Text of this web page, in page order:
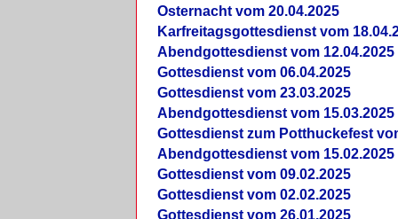
Osternacht vom 20.04.2025
Karfreitagsgottesdienst vom
Abendgottesdienst vom 12.04.2025
Gottesdienst vom 06.04.2025
Gottesdienst vom 23.03.2025
Abendgottesdienst vom 15.03.2025
Gottesdienst zum Potthuckefest
Abendgottesdienst vom 15.02.2025
Gottesdienst vom 09.02.2025
Gottesdienst vom 02.02.2025
Gottesdienst vom 26.01.2025